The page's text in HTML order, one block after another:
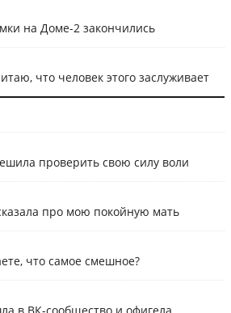
на Доме-2 закончились
что человек этого заслуживает
проверить свою силу воли
про мою покойную мать
что самое смешное?
в ВК-сообщество и офигела